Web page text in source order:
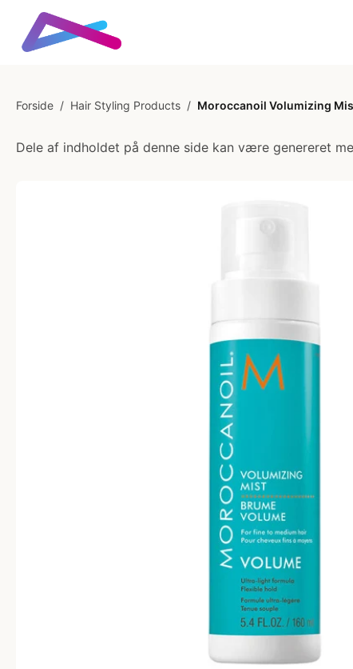
Forside / Hair Styling Products / Moroccanoil Volumizing
Dele af indholdet på denne side kan være genereret